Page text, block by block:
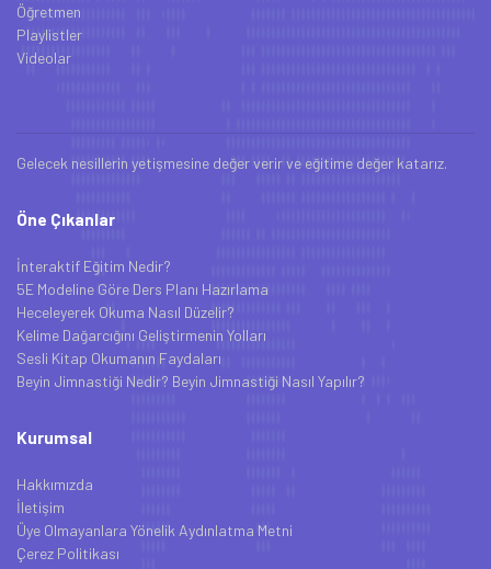
Öğretmen
Playlistler
Videolar
Gelecek nesillerin yetişmesine değer verir ve eğitime değer katarız.
Öne Çıkanlar
İnteraktif Eğitim Nedir?
5E Modeline Göre Ders Planı Hazırlama
Heceleyerek Okuma Nasıl Düzelir?
Kelime Dağarcığını Geliştirmenin Yolları
Sesli Kitap Okumanın Faydaları
Beyin Jimnastiği Nedir? Beyin Jimnastiği Nasıl Yapılır?
Kurumsal
Hakkımızda
İletişim
Üye Olmayanlara Yönelik Aydınlatma Metni
Çerez Politikası